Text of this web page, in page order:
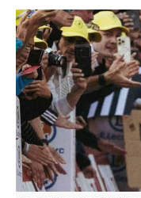
Entrevaux entre
longue étape du
Sisteron et Nice !